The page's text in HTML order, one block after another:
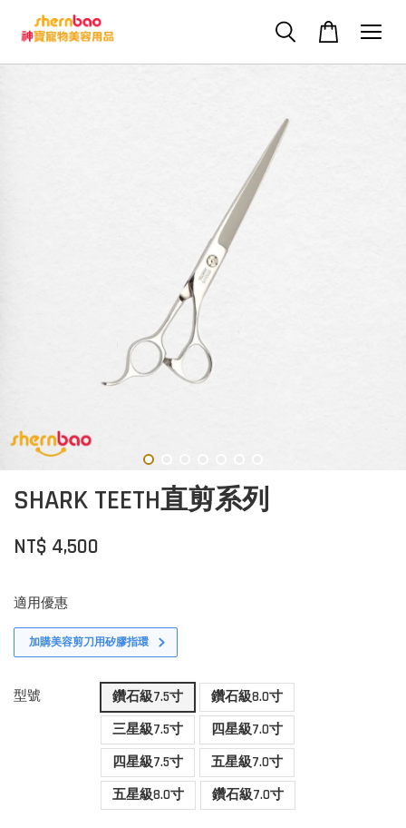
SHARK TEETH直剪系列
NT$ 4,500
適用優惠
加購美容剪刀用矽膠指環
型號 鑽石級7.5寸
鑽石級8.0寸
三星級7.5寸
四星級7.0寸
四星級7.5寸
五星級7.0寸
五星級8.0寸
鑽石級7.0寸